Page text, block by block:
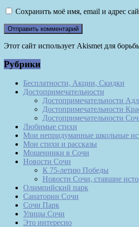
Сохранить моё имя, email и адрес
Этот сайт использует Akismet для
Рубрики
Бесплатности, Акции, Скидки
Достопримечательности
Достопримечательности
Достопримечательности
Достопримечательности
Любимые стихи
Мои непридуманные школьные
Мои стихи и рассказы
Мошенники в Сочи
Новости Сочи
К 75-летию Победы
Новости Сочи, ставшие
Олимпийский парк
Санатории Сочи
Сочи Парк
Улицы Сочи
Это интересно